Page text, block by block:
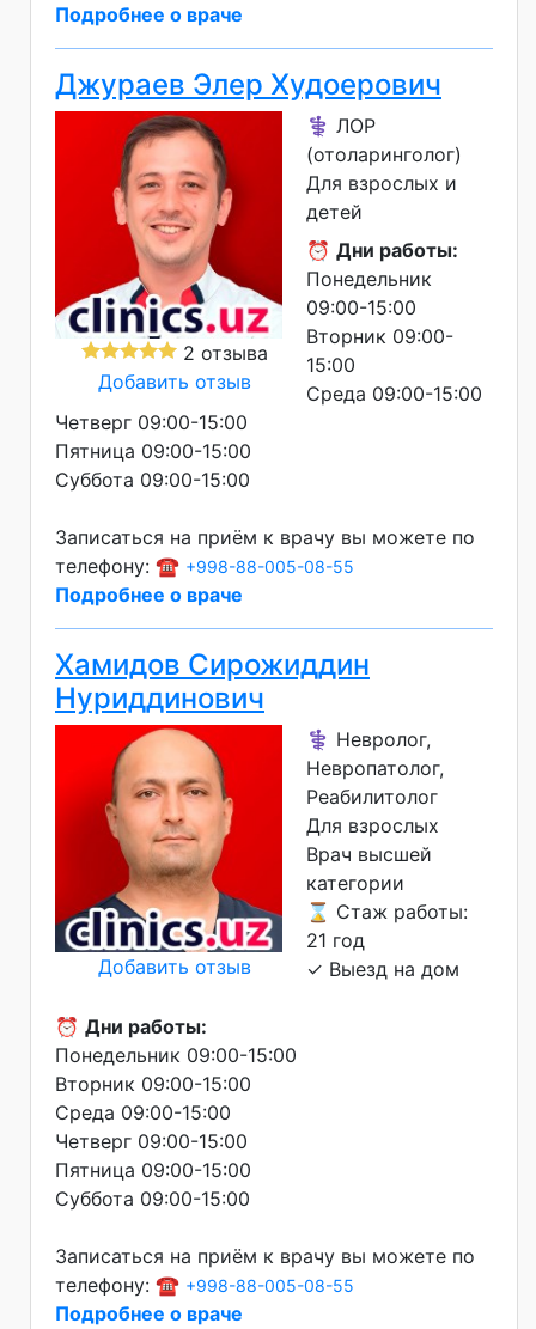
Подробнее о враче
Джураев Элер Худоерович
2 отзыва
Добавить отзыв
⚕️ ЛОР
(отоларинголог)
Для взрослых и
детей
⏰ Дни работы:
Понедельник
09:00-15:00
Вторник 09:00-
15:00
Среда 09:00-15:00
Четверг 09:00-15:00
Пятница 09:00-15:00
Суббота 09:00-15:00
Записаться на приём к врачу вы можете по
телефону: ☎️ +998-88-005-08-55
Подробнее о враче
Хамидов Сирожиддин
Нуриддинович
Добавить отзыв
⚕️ Невролог,
Невропатолог,
Реабилитолог
Для взрослых
Врач высшей
категории
⌛ Стаж работы:
21 год
✓ Выезд на дом
⏰ Дни работы:
Понедельник 09:00-15:00
Вторник 09:00-15:00
Среда 09:00-15:00
Четверг 09:00-15:00
Пятница 09:00-15:00
Суббота 09:00-15:00
Записаться на приём к врачу вы можете по
телефону: ☎️ +998-88-005-08-55
Подробнее о враче